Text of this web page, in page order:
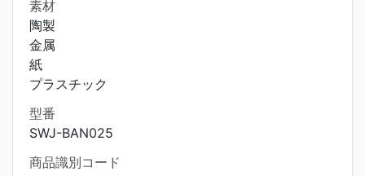
素材
陶製
金属
紙
プラスチック
型番
SWJ-BAN025
商品識別コード